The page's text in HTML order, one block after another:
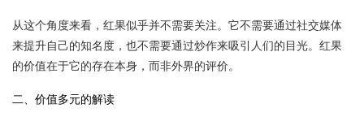
从这个角度来看，红果似乎并不需要关注。它不需要通过社交媒体
来提升自己的知名度，也不需要通过炒作来吸引人们的目光。红果
的价值在于它的存在本身，而非外界的评价。
二、价值多元的解读